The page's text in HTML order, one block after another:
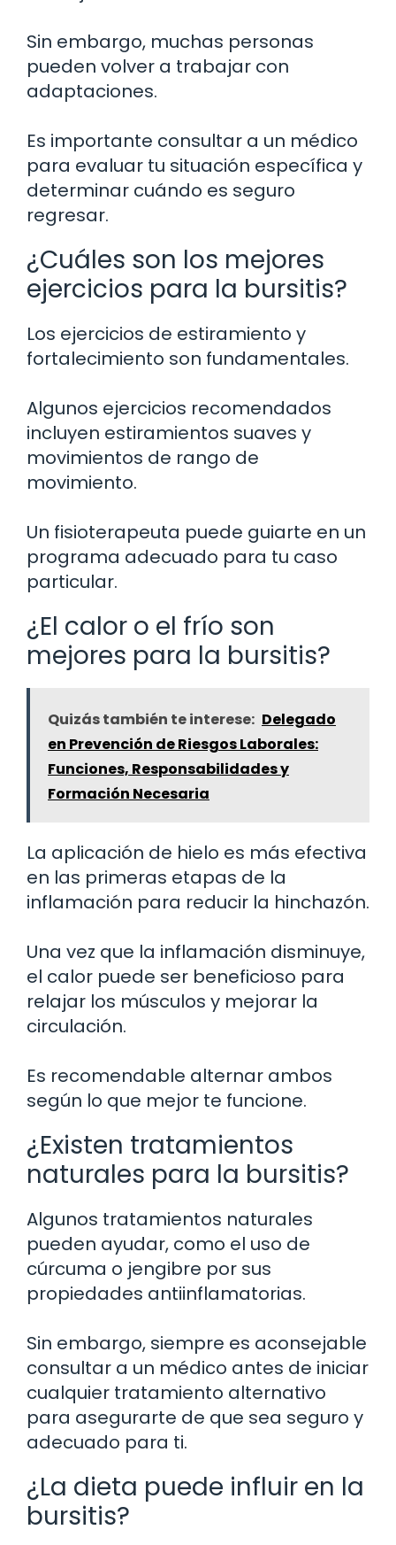
Sin embargo, muchas personas
pueden volver a trabajar con
adaptaciones.
Es importante consultar a un médico
para evaluar tu situación específica y
determinar cuándo es seguro
regresar.
¿Cuáles son los mejores
ejercicios para la bursitis?
Los ejercicios de estiramiento y
fortalecimiento son fundamentales.
Algunos ejercicios recomendados
incluyen estiramientos suaves y
movimientos de rango de
movimiento.
Un fisioterapeuta puede guiarte en un
programa adecuado para tu caso
particular.
¿El calor o el frío son
mejores para la bursitis?
Quizás también te interese: Delegado
en Prevención de Riesgos Laborales:
Funciones, Responsabilidades y
Formación Necesaria
La aplicación de hielo es más efectiva
en las primeras etapas de la
inflamación para reducir la hinchazón.
Una vez que la inflamación disminuye,
el calor puede ser beneficioso para
relajar los músculos y mejorar la
circulación.
Es recomendable alternar ambos
según lo que mejor te funcione.
¿Existen tratamientos
naturales para la bursitis?
Algunos tratamientos naturales
pueden ayudar, como el uso de
cúrcuma o jengibre por sus
propiedades antiinflamatorias.
Sin embargo, siempre es aconsejable
consultar a un médico antes de iniciar
cualquier tratamiento alternativo
para asegurarte de que sea seguro y
adecuado para ti.
¿La dieta puede influir en la
bursitis?